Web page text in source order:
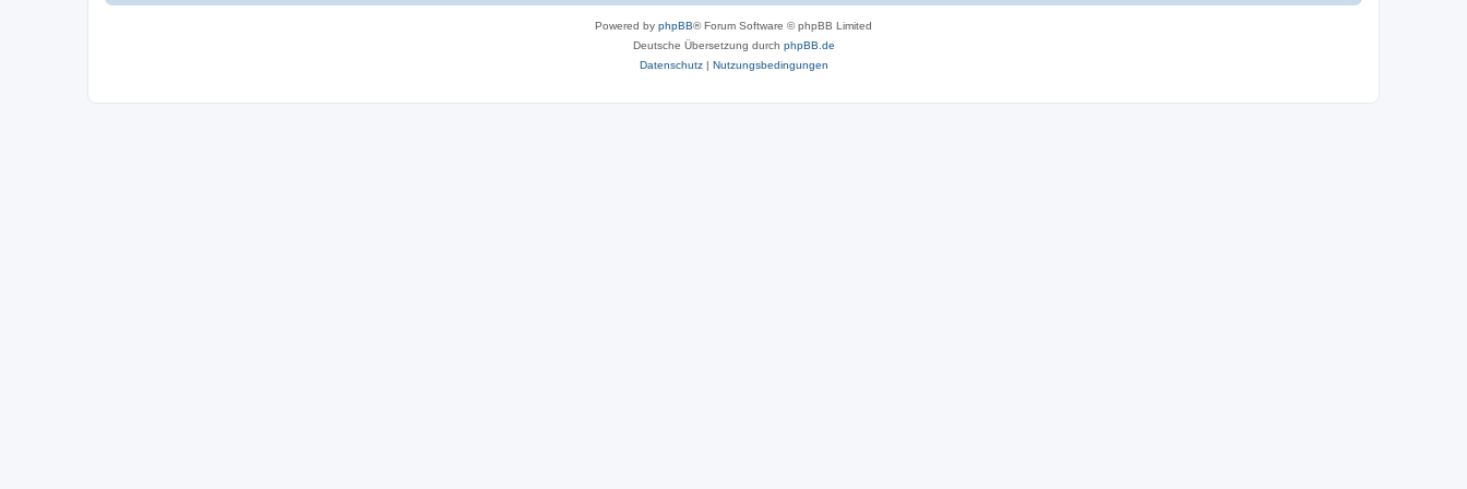
Powered by phpBB® Forum Software © phpBB Limited
Deutsche Übersetzung durch phpBB.de
Datenschutz| Nutzungsbedingungen